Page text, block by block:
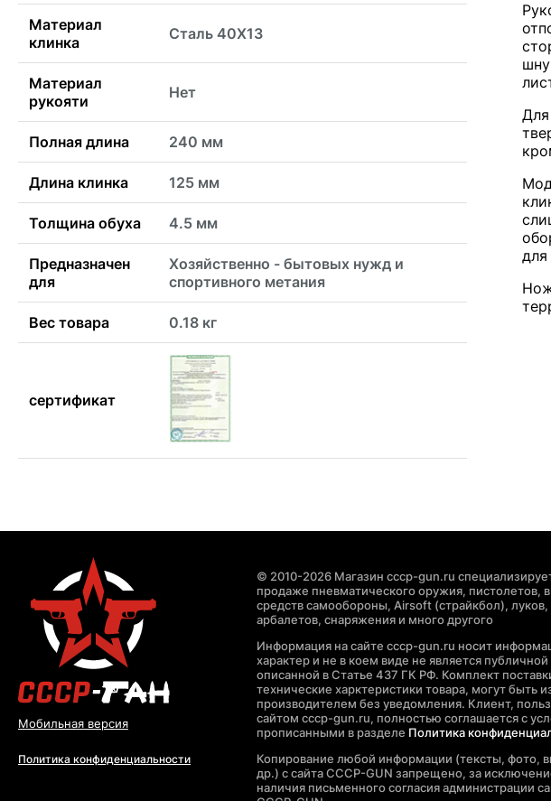
Материал
клинка
Сталь 40Х13
Материал
рукояти
Нет
Полная длина 240 мм
Длина клинка 125 мм
Толщина обуха 4.5 мм
Предназначен
для
Хозяйственно - бытовых нужд и
спортивного метания
Вес товара 0.18 кг
сертификат
Мобильная версия
Политика конфиденциальности
© 2010-2026 Магазин cccp-gun.ru
продаже пневматического оружия, пистолетов,
средств самообороны, Airsoft (страйкбол), луков,
арбалетов, снаряжения и много другого
Информация на сайте cccp-gun.ru носит
характер и не в коем виде не является
описанной в Статье 437 ГК РФ. Комплект
технические харктеристики товара, могут быть
производителем без уведомления. Клиент,
сайтом cccp-gun.ru, полностью соглашается с
прописанными в разделе Политика
Копирование любой информации (тексты, фото,
др.) с сайта CCCP-GUN запрещено, за
наличия письменного согласия администрации